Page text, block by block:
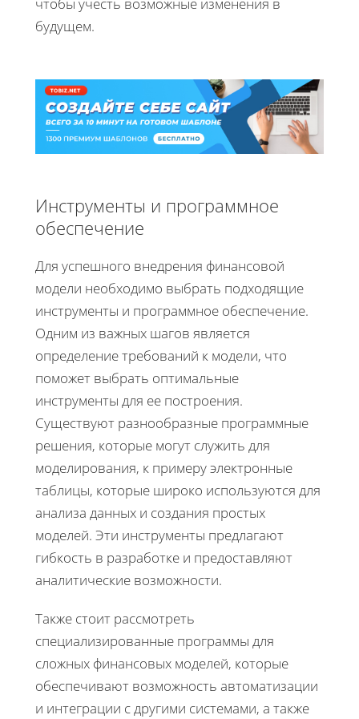
будущем.
Инструменты и программное
обеспечение
Для успешного внедрения финансовой
модели необходимо выбрать подходящие
инструменты и программное обеспечение.
Одним из важных шагов является
определение требований к модели, что
поможет выбрать оптимальные
инструменты для ее построения.
Существуют разнообразные программные
решения, которые могут служить для
моделирования, к примеру электронные
таблицы, которые широко используются для
анализа данных и создания простых
моделей. Эти инструменты предлагают
гибкость в разработке и предоставляют
аналитические возможности.
Также стоит рассмотреть
специализированные программы для
сложных финансовых моделей, которые
обеспечивают возможность автоматизации
и интеграции с другими системами, а также